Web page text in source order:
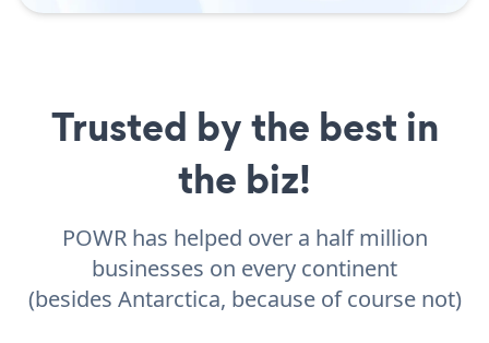
Trusted by the best in
the biz!
POWR has helped over a half million
businesses on every continent
(besides Antarctica, because of course not)